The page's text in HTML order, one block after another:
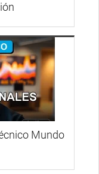
Mundo